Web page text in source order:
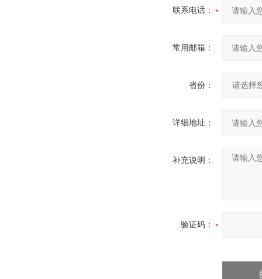
联系电话：
常用邮箱：
省份：
详细地址：
补充说明：
验证码：